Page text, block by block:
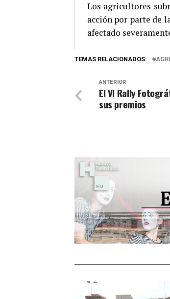
Los agricultores
acción por parte de
afectado
TEMAS RELACIONADOS:
ANTERIOR
El VI Rally
sus premios